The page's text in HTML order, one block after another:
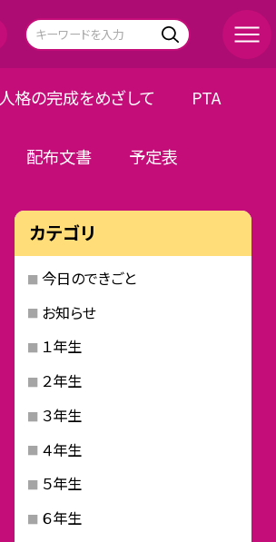
人格の完成をめざして PTA
配布文書 予定表
カテゴリ
今日のできごと
お知らせ
１年生
２年生
３年生
４年生
５年生
６年生